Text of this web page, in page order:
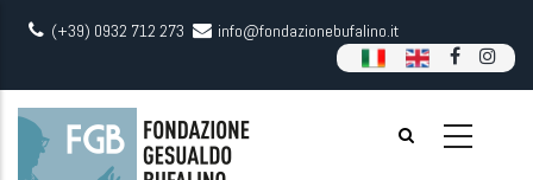
content
(+39) 0932 712 273 info@fondazionebufalino.it